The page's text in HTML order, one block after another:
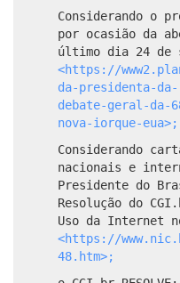
Considerando o
por ocasião da
último dia 24 de
<https://
da-presidenta-
debate-geral-da-
nova-iorque-eua>;
Considerando
nacionais e
Presidente do
Resolução do
Uso da Internet
<https://
48.htm>;